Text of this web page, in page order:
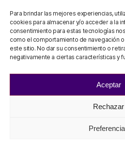
Para brindar las mejores experiencias,
cookies para almacenar y/o acceder a la
consentimiento para estas tecnologías
como el comportamiento de navegación
este sitio. No dar su consentimiento o
negativamente a ciertas características y
Aceptar
Rechazar
CONTÁCTANOS
info@scienhub.org
Aviso legal y condiciones de uso